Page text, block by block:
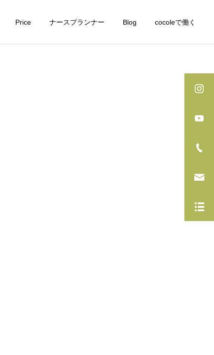
Price ナースプランナー Blog cocoleで働く